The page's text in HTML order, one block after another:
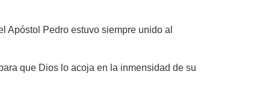
Apóstol Pedro estuvo siempre unido al
que Dios lo acoja en la inmensidad de su